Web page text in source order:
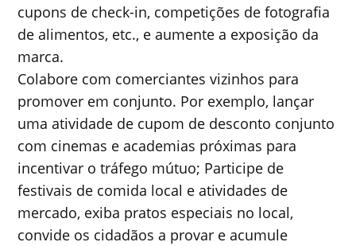
cupons de check-in, competições de fotografia
de alimentos, etc., e aumente a exposição da
marca.
Colabore com comerciantes vizinhos para
promover em conjunto. Por exemplo, lançar
uma atividade de cupom de desconto conjunto
com cinemas e academias próximas para
incentivar o tráfego mútuo; Participe de
festivais de comida local e atividades de
mercado, exiba pratos especiais no local,
convide os cidadãos a provar e acumule